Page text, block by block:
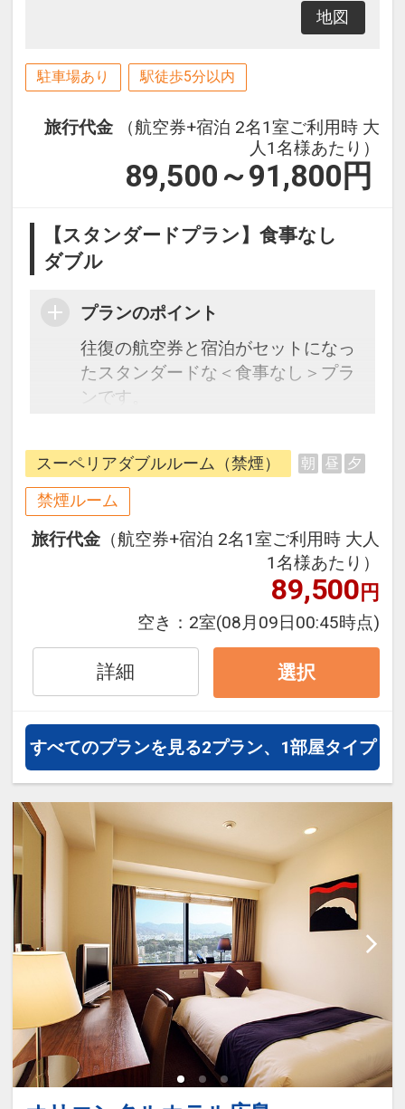
地図
駐車場あり 駅徒歩5分以内
旅行代金
（航空券+宿泊 2名1室ご利用時 大
人1名様あたり）
89,500～91,800 円
【スタンダードプラン】食事なし
ダブル
プランのポイント
往復の航空券と宿泊がセットになっ
たスタンダードな＜食事なし＞プラ
ンです。
できるダイナミックパッケージだか
ら、一都市滞在はもちろん周遊旅行
にも最適！
旅行期間中の1泊だけの宿泊や延
泊・飛び泊なども自由自在です。
フライトは、安心のJAL（または
JALグループ）確約！フライトマイ
ル50%貯まります。
通・体験プランなどの追加（同時予
約）が可能なプランもございます。
スーペリアダブルルーム（禁煙） 朝 昼 夕
禁煙ルーム
旅行代金 （航空券+宿泊 2名1室ご利用時 大人
1名様あたり）
89,500円
空き： 2室(08月09日00:45時点)
詳細 選択
すべてのプランを見る2プラン、1部屋タイプ